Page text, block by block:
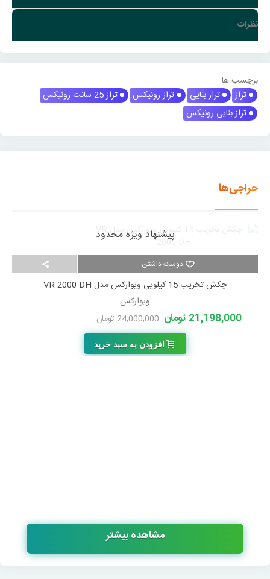
نظرات
برچسب ها
تراز
تراز بنایی تراز رونیکس
تراز 25 سانت رونیکس
تراز بنایی رونیکس
حراجی‌ها
دوست داشتن
پیشنهاد ویژه محدود
چکش تخریب 15 کیلویی ویوارکس مدل VR 2000 DH
ویوارکس
21,198,000 تومان 24,000,000 تومان
افزودن به سبد خرید
مشاهده بیشتر